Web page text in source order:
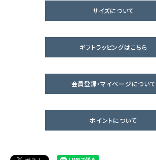
サイズについて
ギフトラッピングはこちら
会員登録・マイページについて
ポイントについて